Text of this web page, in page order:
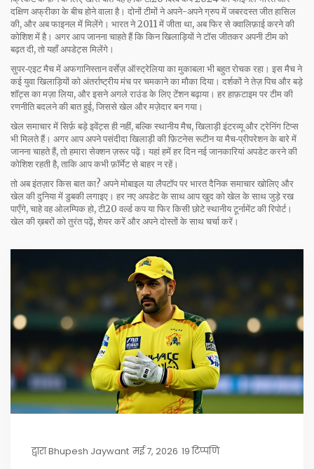
दक्षिण अफ्रीका के बीच होने वाला है। दोनों टीमों ने अपने-अपने ग्रुप में जबरदस्त जीत हासिल
की, और अब फाइनल में मिलेंगे। भारत ने 2011 में जीता था, अब फिर से क्वालिफ़ाई करने की
कोशिश में है। अगर आप जानना चाहते हैं कि किन खिलाड़ियों ने टॉस जीतकर अपनी टीम को
बढ़त दी, तो यहाँ अपडेट्स मिलेंगे।
सुपर‑एइट मैच में अफगानिस्तान वर्सेज़ ऑस्ट्रेलिया का मुकाबला भी बहुत रोचक रहा। इस मैच ने
कई युवा खिलाड़ियों को अंतर्राष्ट्रीय मंच पर चमकाने का मौका दिया। दर्शकों ने तेज़ पिच और बड़े
शॉट्स का मज़ा लिया, और इसने अगले राउंड के लिए टेंशन बढ़ाया। हर हाफ़टाइम पर टीम की
रणनीति बदलने की बात हुई, जिससे खेल और मज़ेदार बन गया।
खेल समाचार में सिर्फ़ बड़े इवेंट्स ही नहीं, बल्कि स्थानीय मैच, खिलाड़ी इंटरव्यू और ट्रेनिंग टिप्स
भी मिलते हैं। अगर आप अपने पसंदीदा खिलाड़ी की फ़िटनेस रूटीन या मैच‑प्रीपरेशन के बारे में
जानना चाहते हैं, तो हमारा सेक्शन ज़रूर पढ़ें। यहां हमें हर दिन नई जानकारियां अपडेट करने की
कोशिश रहती है, ताकि आप कभी फ़ॉर्मेट से बाहर न रहें।
तो अब इंतज़ार किस बात का? अपने मोबाइल या लैपटॉप पर भारत दैनिक समाचार खोलिए और
खेल की दुनिया में डुबकी लगाइए। हर नए अपडेट के साथ आप खुद को खेल के साथ जुड़े रख
पाएँगे, चाहे वह ओलम्पिक हो, टी20 वर्ल्ड कप या फिर किसी छोटे स्थानीय टूर्नामेंट की रिपोर्ट।
खेल की ख़बरों को तुरंत पढ़ें, शेयर करें और अपने दोस्तों के साथ चर्चा करें।
द्वाराBhupesh Jaywant मई 7, 2026 19 टिप्पणि